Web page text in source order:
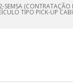
TIPO PICK-UP